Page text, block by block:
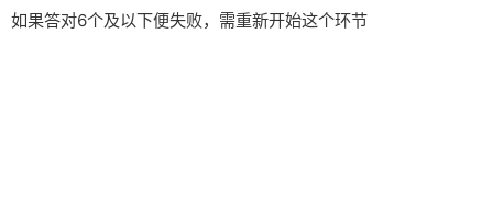
如果答对6个及以下便失败，需重新开始这个环节